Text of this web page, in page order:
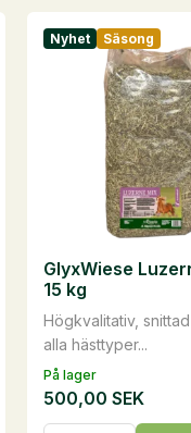
På lager
Nyhet Säsong
​Högkvalitativ,
alla hästtyper​...
GlyxWiese
15 kg
500,00 SEK